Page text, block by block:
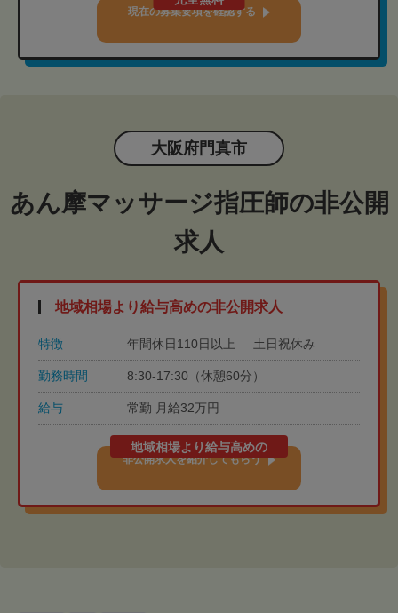
現在の募集要項を確認する
大阪府門真市
あん摩マッサージ指圧師の非公開
求人
地域相場より給与高めの非公開求人
特徴 年間休日110日以上 土日祝休み
勤務時間 8:30-17:30（休憩60分）
給与 常勤 月給32万円
地域相場より給与高めの
非公開求人を紹介してもらう